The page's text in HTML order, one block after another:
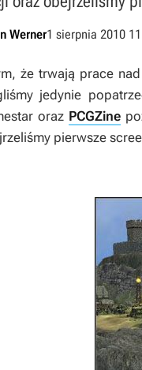
Werner1 sierpnia 2010
że trwają prace nad
jedynie
oraz PCGZine
pierwsze